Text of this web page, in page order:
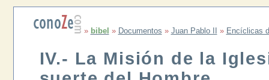
» bibel » Documentos » Juan Pablo II » Encíclicas
IV.- La Misión de la